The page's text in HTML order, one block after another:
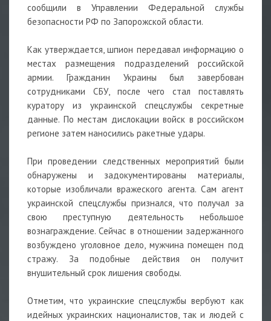
сообщили в Управлении Федеральной службы
безопасности РФ по Запорожской области.
Как утверждается, шпион передавал информацию о
местах размещения подразделений российской
армии. Гражданин Украины был завербован
сотрудниками СБУ, после чего стал поставлять
куратору из украинской спецслужбы секретные
данные. По местам дислокации войск в российском
регионе затем наносились ракетные удары.
При проведении следственных мероприятий были
обнаружены и задокументированы материалы,
которые изобличали вражеского агента. Сам агент
украинской спецслужбы признался, что получал за
свою преступную деятельность небольшое
вознаграждение. Сейчас в отношении задержанного
возбуждено уголовное дело, мужчина помещен под
стражу. За подобные действия он получит
внушительный срок лишения свободы.
Отметим, что украинские спецслужбы вербуют как
идейных украинских националистов, так и людей с